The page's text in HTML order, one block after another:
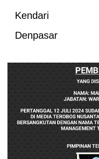
Kendari
Denpasar